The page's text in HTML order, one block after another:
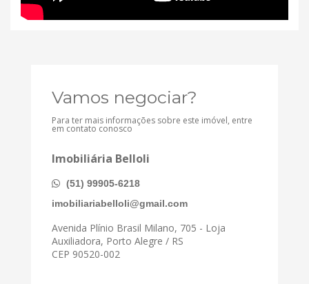
Vamos negociar?
Para ter mais informações sobre este imóvel, entre
em contato conosco
Imobiliária Belloli
(51) 99905-6218
imobiliariabelloli@gmail.com
Avenida Plínio Brasil Milano, 705 - Loja
Auxiliadora, Porto Alegre / RS
CEP 90520-002